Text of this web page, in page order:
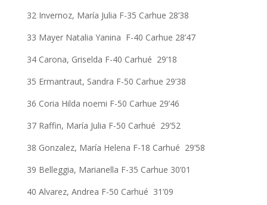
32 Invernoz, María Julia F-35 Carhue 28’38
33 Mayer Natalia Yanina F-40 Carhue 28’47
34 Carona, Griselda F-40 Carhué 29’18
35 Ermantraut, Sandra F-50 Carhue 29’38
36 Coria Hilda noemi F-50 Carhue 29’46
37 Raffin, María Julia F-50 Carhué 29’52
38 Gonzalez, María Helena F-18 Carhué 29’58
39 Belleggia, Marianella F-35 Carhue 30’01
40 Alvarez, Andrea F-50 Carhué 31’09